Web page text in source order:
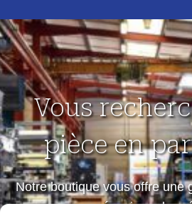
Vous
pièce en
Notre boutique vous offre une
mécanique de